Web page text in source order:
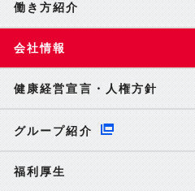
働き方紹介
会社情報
健康経営宣言・人権方針
グループ紹介
福利厚生